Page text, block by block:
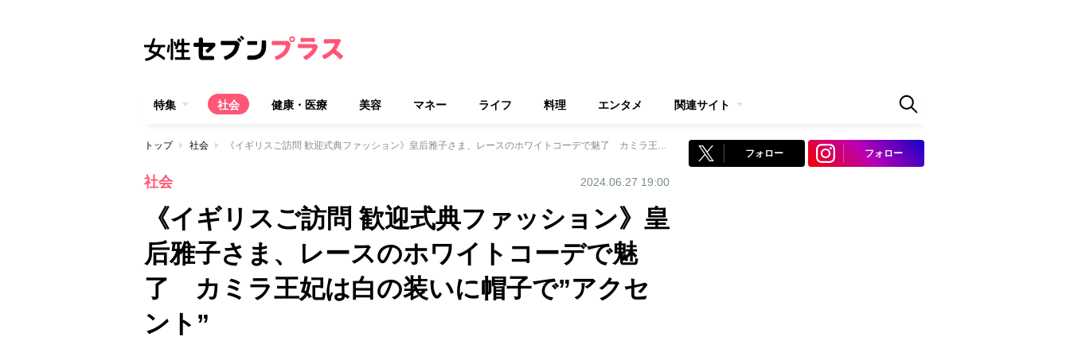
特集 社会 健康・医療 美容 マネー ライフ 料理 エンタメ 関連サイト
トップ 社会 《イギリスご訪問 歓迎式典ファッション》皇后雅子さま、レースのホワイトコーデで魅了 カミラ王妃は白の装いに帽子で”アクセント”
社会 2024.06.27 19:00
《イギリスご訪問 歓迎式典ファッション》皇
后雅子さま、レースのホワイトコーデで魅
了 カミラ王妃は白の装いに帽子で”アクセ
ント”
フォロー フォロー